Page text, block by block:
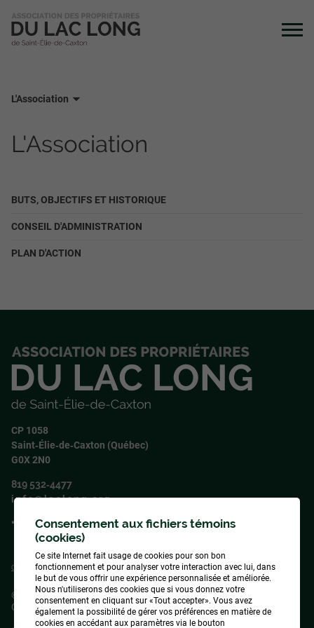
L'Association
L'Association
BUTS, OBJECTIFS ET HISTORIQUE
CONSEIL D'ADMINISTRATION
PLAN D'ACTION
CP 1058
Saint‑Élie‑de‑Caxton (Québec)
G0X 2N0
819 532‑4477
info@laclong.org
Suivez‑nous !
Conception&Hébergement
ADN communication
© 2026Association des propriétaires du lac Long de Saint-Élie-de-
Caxton, tous droits réservés
Consentement aux fichiers témoins
(cookies)
Ce site Internet fait usage de cookies pour son bon
fonctionnement et pour analyser votre interaction avec lui, dans
le but de vous offrir une expérience personnalisée et améliorée.
Nous n'utiliserons des cookies que si vous donnez votre
consentement en cliquant sur «Tout accepter». Vous avez
également la possibilité de gérer vos préférences en matière de
cookies en accédant aux paramètres via le bouton